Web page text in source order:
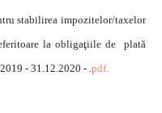
stabilirea impozitelor/taxelor
la obligaţiile de plată
- 31.12.2020 - . pdf.